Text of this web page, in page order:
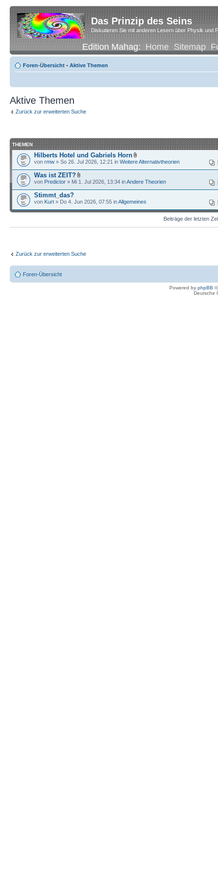
Das Prinzip des Seins
Diskutieren Sie mit anderen Lesern über Physik und
Edition Mahag:Home Sitemap
Foren-Übersicht • Aktive Themen
Aktive Themen
Zurück zur erweiterten Suche
THEMEN
Hilberts Hotel und Gabriels Horn
von rmw » So 26. Jul 2026, 12:21 in Weitere Alternativtheorien
Was ist ZEIT?
von Predictor » Mi 1. Jul 2026, 13:34 inAndere Theorien
Stimmt_das?
von Kurt » Do 4. Jun 2026, 07:55 inAllgemeines
Beiträge der letzten
Zurück zur erweiterten Suche
Foren-Übersicht
Powered by phpBB
Deutsche